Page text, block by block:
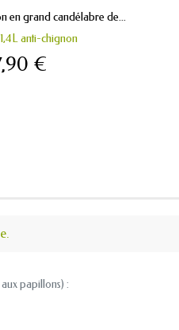
en grand candélabre de...
anti-chignon
€
papillons) :